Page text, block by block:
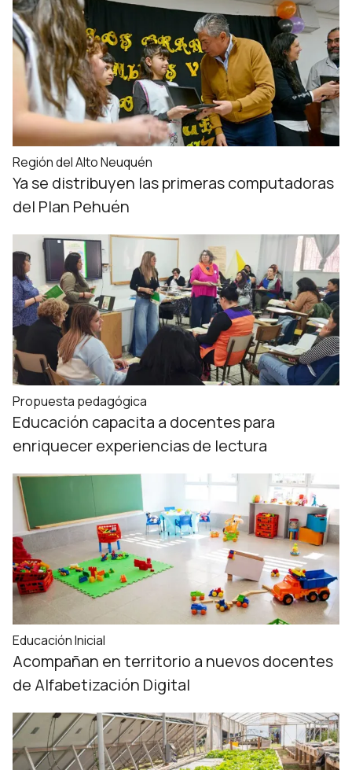
Región del Alto Neuquén
Ya se distribuyen las primeras computadoras
del Plan Pehuén
Propuesta pedagógica
Educación capacita a docentes para
enriquecer experiencias de lectura
Educación Inicial
Acompañan en territorio a nuevos docentes
de Alfabetización Digital